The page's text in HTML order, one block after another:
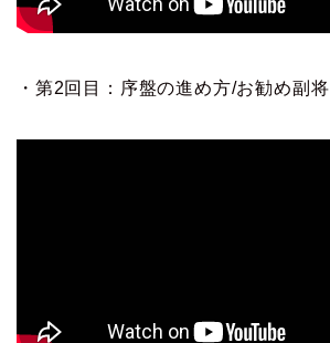
・第2回目：序盤の進め方/お勧め副将